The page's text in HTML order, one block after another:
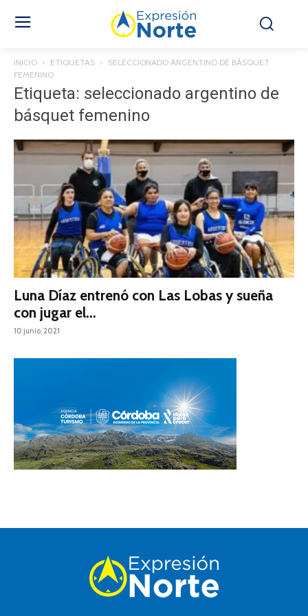
INICIO ETIQUETAS
SELECCIONADO ARGENTINO DE BÁSQUET
FEMENINO
Etiqueta: seleccionado argentino de
básquet femenino
Luna Díaz entrenó con Las Lobas y sueña
con jugar el...
10 junio, 2021